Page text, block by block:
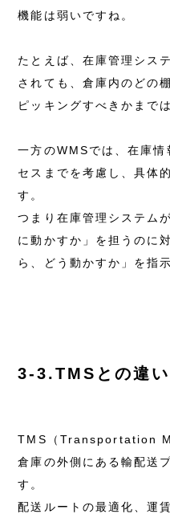
機能は弱いですね。
たとえば、在庫管理シス
されても、倉庫内のどの
ピッキングすべきかまで
一方のWMSでは、在庫
セスまでを考慮し、具体
す。
つまり在庫管理システム
に動かすか」を担うのに
ら、どう動かすか」を指
3-3.TMSとの違い
TMS（Transportation
倉庫の外側にある輸配送
す。
配送ルートの最適化、運